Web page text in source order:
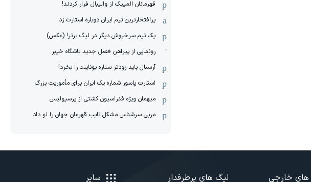
قهرمانان المپیک از والیبال فرار کردند!
پرافتخارترین تیم ایران دوباره استارت زد
یک تیم سرخپوش دیگر در لیگ برتر! (عکس)
رونمایی از پیراهن فصل جدید باشگاه خیبر
آرسنال باید زودتر ستاره یونایتد را بخرد!
استارت پاسور شماره یک ایران برای مأموریت بزرگ
میهمان ویژه فدراسیون کشتی از پرسپولیس
مربی سرشناس مشکل نایب قهرمان جهان را لو داد
های خارجی لیگ های پرطرفدار سایر